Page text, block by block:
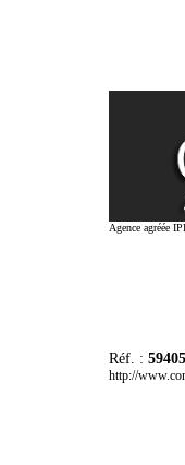
Agence agréée
Réf. :
http://